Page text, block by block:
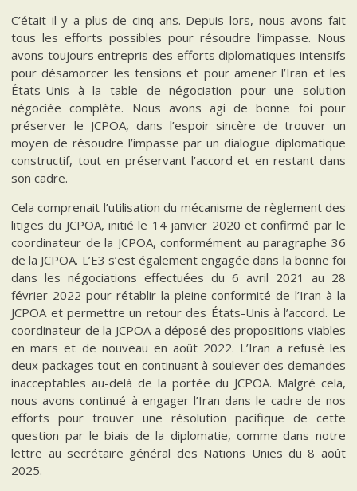
C’était il y a plus de cinq ans. Depuis lors, nous avons fait
tous les efforts possibles pour résoudre l’impasse. Nous
avons toujours entrepris des efforts diplomatiques intensifs
pour désamorcer les tensions et pour amener l’Iran et les
États-Unis à la table de négociation pour une solution
négociée complète. Nous avons agi de bonne foi pour
préserver le JCPOA, dans l’espoir sincère de trouver un
moyen de résoudre l’impasse par un dialogue diplomatique
constructif, tout en préservant l’accord et en restant dans
son cadre.
Cela comprenait l’utilisation du mécanisme de règlement des
litiges du JCPOA, initié le 14 janvier 2020 et confirmé par le
coordinateur de la JCPOA, conformément au paragraphe 36
de la JCPOA. L’E3 s’est également engagée dans la bonne foi
dans les négociations effectuées du 6 avril 2021 au 28
février 2022 pour rétablir la pleine conformité de l’Iran à la
JCPOA et permettre un retour des États-Unis à l’accord. Le
coordinateur de la JCPOA a déposé des propositions viables
en mars et de nouveau en août 2022. L’Iran a refusé les
deux packages tout en continuant à soulever des demandes
inacceptables au-delà de la portée du JCPOA. Malgré cela,
nous avons continué à engager l’Iran dans le cadre de nos
efforts pour trouver une résolution pacifique de cette
question par le biais de la diplomatie, comme dans notre
lettre au secrétaire général des Nations Unies du 8 août
2025.